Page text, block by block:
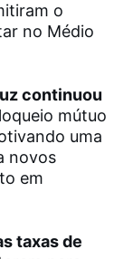
o
no Médio
continuou
mútuo
uma
novos
em
taxas de